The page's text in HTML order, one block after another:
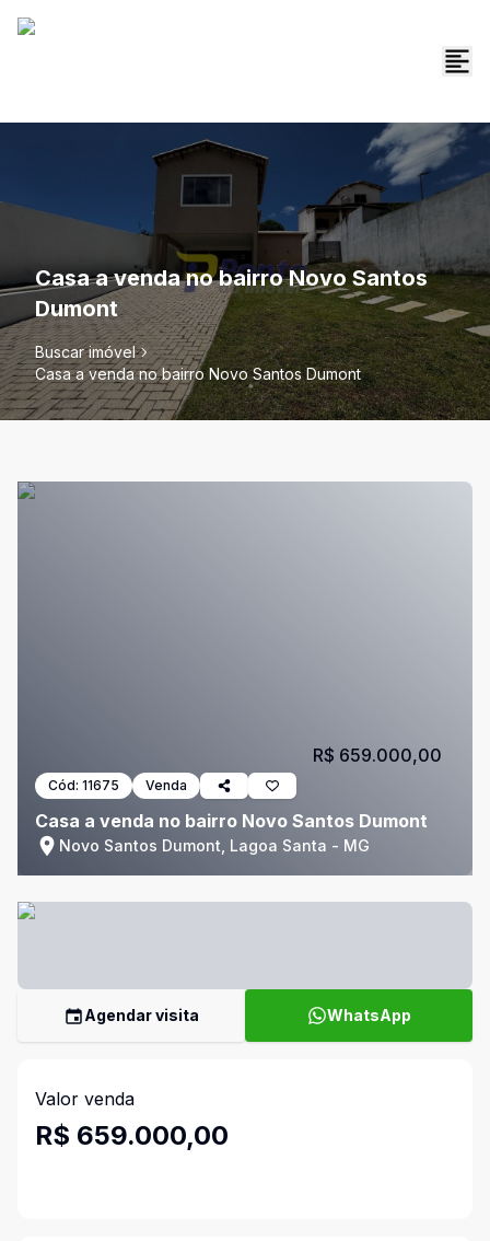
Casa a venda no bairro Novo Santos
Dumont
Buscar imóvel
Casa a venda no bairro Novo Santos Dumont
Cód: 11675 Venda
Casa a venda no bairro Novo Santos Dumont
Novo Santos Dumont, Lagoa Santa - MG
R$ 659.000,00
Agendar visita WhatsApp
Valor venda
R$ 659.000,00